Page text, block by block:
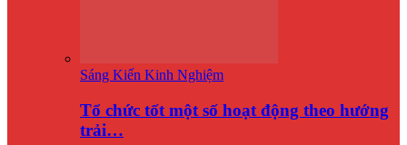
Sáng Kiến Kinh Nghiệm
Tổ chức tốt một số hoạt động theo hướng
trải…